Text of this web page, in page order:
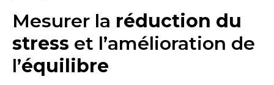
Mesurer la réduction du
stress et l’amélioration de
l’équilibre